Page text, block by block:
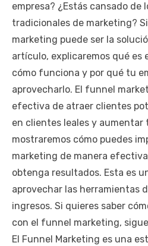
empresa? ¿Estás cansado de
tradicionales de marketing?
marketing puede ser la
artículo, explicaremos qué es
cómo funciona y por qué tu
aprovecharlo. El funnel
efectiva de atraer clientes
en clientes leales y aumentar
mostraremos cómo puedes
marketing de manera
obtenga resultados. Esta es
aprovechar las herramientas
ingresos. Si quieres saber
con el funnel marketing,
El Funnel Marketing es una